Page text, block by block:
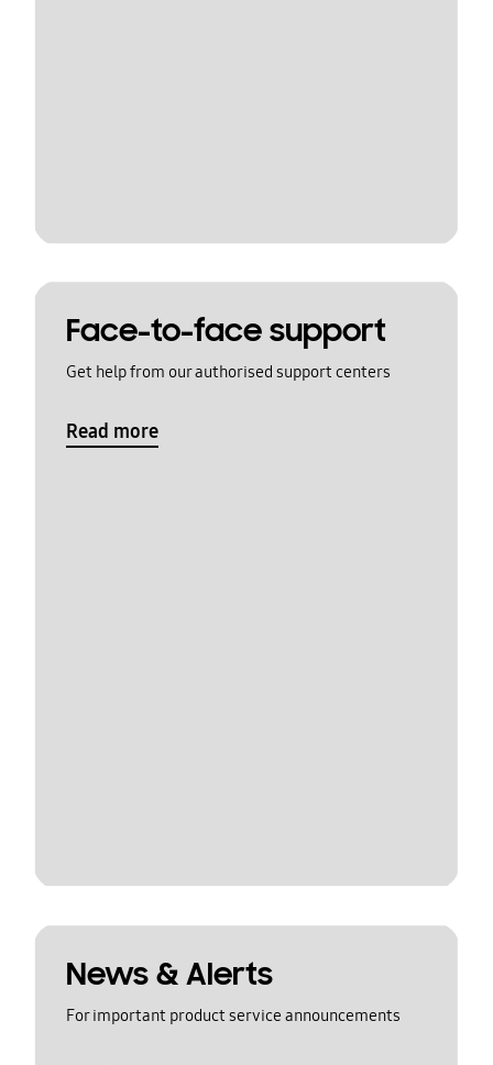
Face-to-face support
Get help from our authorised support centers
Read more
News & Alerts
For important product service announcements